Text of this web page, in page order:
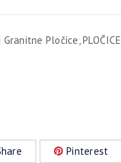
Granitne Pločice,PLOČICE
Pinterest